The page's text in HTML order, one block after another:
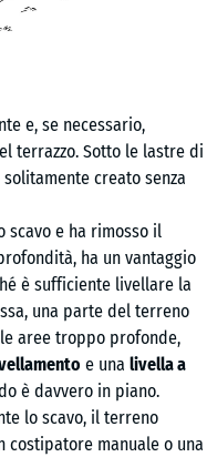
e, se necessario,
terrazzo. Sotto le lastre di
creato senza
scavo e ha rimosso il
ha un vantaggio
è sufficiente livellare la
una parte del terreno
aree troppo profonde,
e una livella a
è davvero in piano.
lo scavo, il terreno
costipatore manuale o una